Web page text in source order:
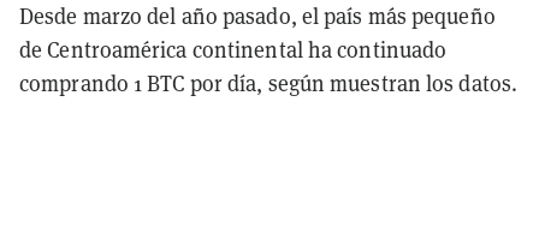
Desde marzo del año pasado, el país más pequeño
de Centroamérica continental ha continuado
comprando 1 BTC por día, según muestran los datos.